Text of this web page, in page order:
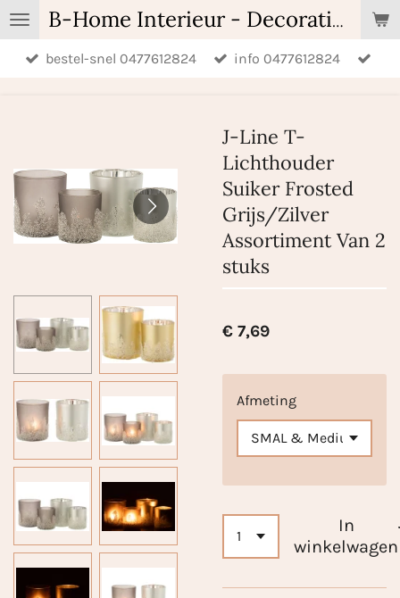
Ga
direct
naar
B-Home Interieur - Decoratie & Geschenken - Geurartikelen
bestel-snel 0477612824 info 0477612824
J-Line T-
Lichthouder
Suiker Frosted
Grijs/Zilver
Assortiment Van 2
stuks
€ 7,69
Afmeting
In
winkelwagen